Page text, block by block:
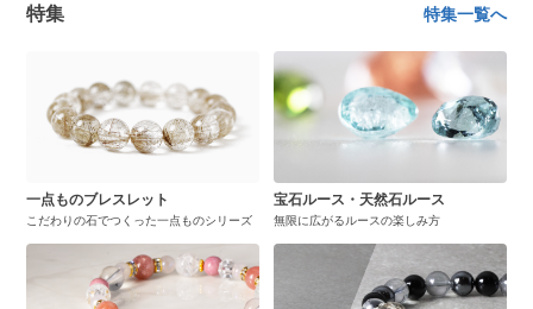
特集 特集一覧へ
一点ものブレスレット
こだわりの石でつくった一点ものシリーズ
宝石ルース・天然石ルース
無限に広がるルースの楽しみ方